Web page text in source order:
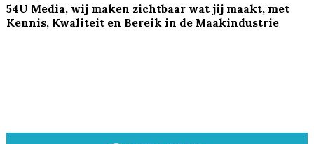
54U Media, wij maken zichtbaar wat jij maakt, met
Kennis, Kwaliteit en Bereik in de Maakindustrie